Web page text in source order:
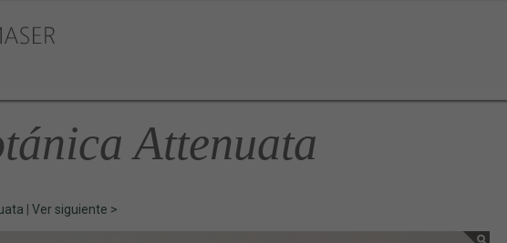
Attenuata
Ver siguiente >